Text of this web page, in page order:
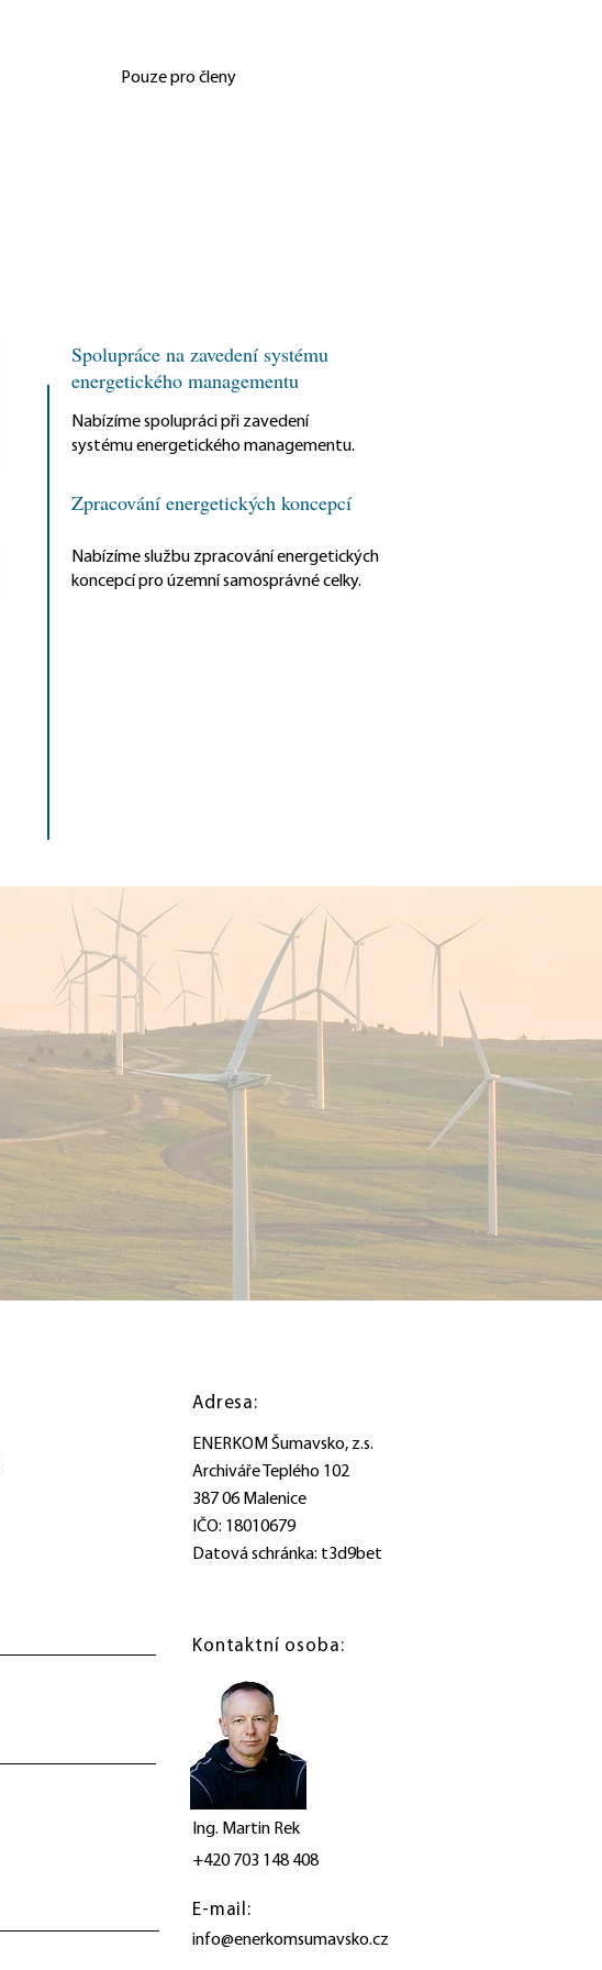
Pouze pro členy
Spolupráce na zavedení systému
energetického managementu
Nabízíme spolupráci při zavedení
systému energetického managementu.
Zpracování energetických koncepcí
Nabízíme službu zpracování energetických
koncepcí pro územní samosprávné celky.
Adresa:
ENERKOM Šumavsko, z.s.
Archiváře Teplého 102
387 06 Malenice
IČO: 18010679
Datová schránka: t3d9bet
Kontaktní osoba:
Ing. Martin Rek
+420 703 148 408
E-mail:
info@enerkomsumavsko.cz